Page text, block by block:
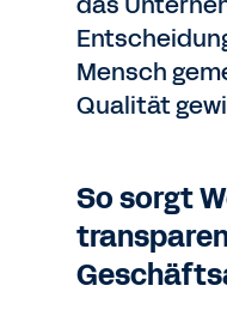
Mensch
Qualität
So sorgt